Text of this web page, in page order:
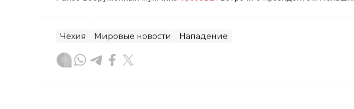
Чехия Мировые новости Нападение